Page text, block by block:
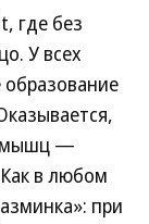
где без
У всех
образование
мышц —
в любом
при